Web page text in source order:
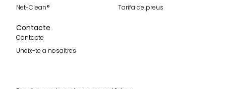
Net-Clean®
Tarifa de preus
Contacte
Contacte
Uneix-te a nosaltres